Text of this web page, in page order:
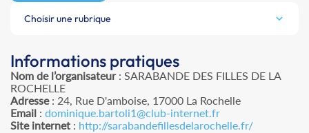
Choisir une rubrique
Informations pratiques
Nom de l’organisateur: SARABANDE DES FILLES DE LA
ROCHELLE
Adresse: 24, Rue D'amboise, 17000 La Rochelle
Email : dominique.bartoli1@club-internet.fr
Site internet : http://sarabandefillesdelarochelle.fr/